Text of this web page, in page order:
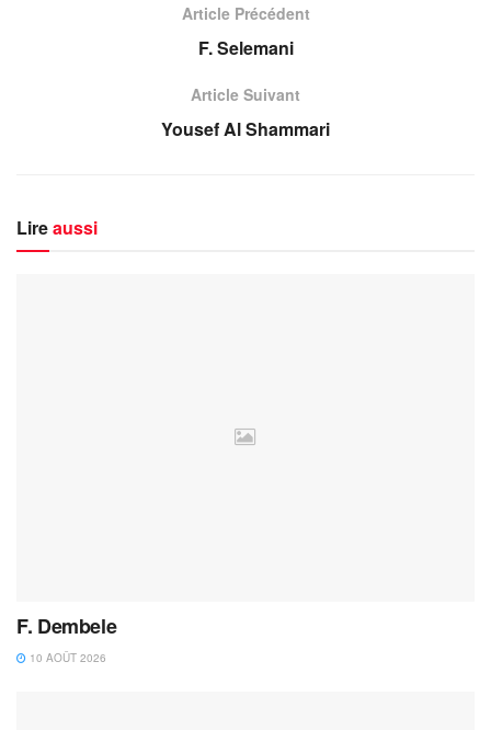
Article Précédent
F. Selemani
Article Suivant
Yousef Al Shammari
Lireaussi
F. Dembele
10 AOÛT 2026